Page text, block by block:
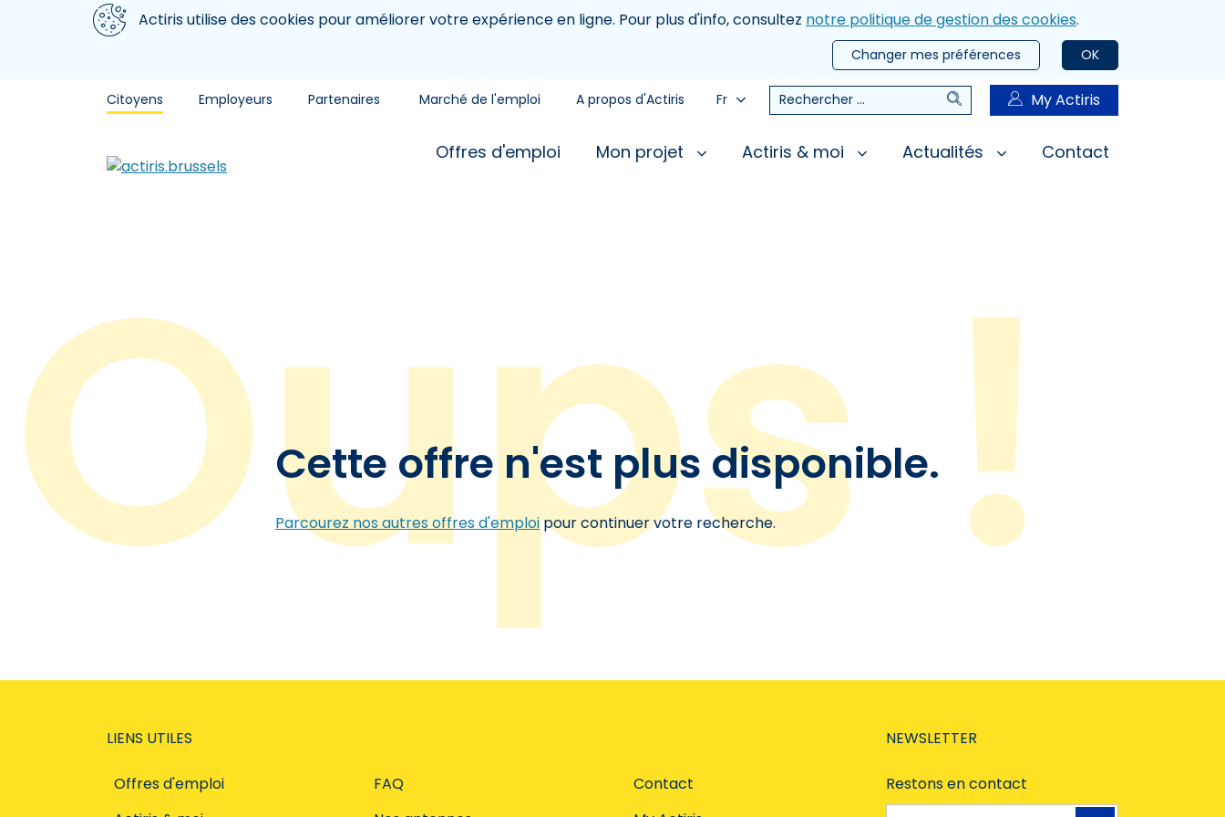
Aller au contenu principal
Nous utilisons des cookiesActiris utilise des cookies pour améliorer votre expérience en ligne. Pour plus d'info, consultez notre politique de gestion des cookies.
OK
Changer mes préférences
Citoyens Employeurs Partenaires Marché de l'emploi A propos d'Actiris Fr Rechercher RechercherMy Actiris
Offres d'emploi Mon projet Actiris & moi Actualités Contact
Cette offre n'est plus disponible.
Parcourez nos autres offres d'emploipour continuer votre recherche.
LIENS UTILES
Offres d'emploi
FAQ
Contact
NEWSLETTER
Restons en contact